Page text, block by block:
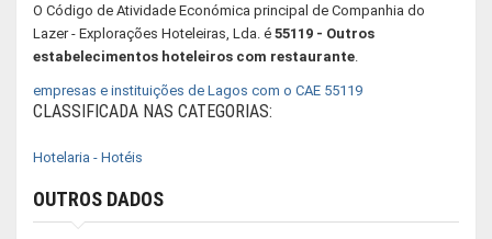
O Código de Atividade Económica principal de Companhia do
Lazer - Explorações Hoteleiras, Lda. é 55119 - Outros
estabelecimentos hoteleiros com restaurante.
empresas e instituições de Lagos com o CAE 55119
CLASSIFICADA NAS CATEGORIAS:
Hotelaria - Hotéis
OUTROS DADOS